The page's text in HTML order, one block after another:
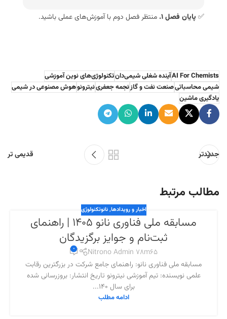
✅ پایان فصل ۱. منتظر فصل دوم با آموزش‌های عملی باشید.
AI For Chemistsآینده شغلی شیمی‌دانتکنولوژی‌های نوین آموزشی
شیمی محاسباتیصنعت نفت و گازنجمه جعفرینیترونوهوش مصنوعی در شیمی
یادگیری ماشین
جدیدتر قدیمی تر
مطالب مرتبط
اخبار و رویدادها,نانوتکنولوژی
مسابقه ملی فناوری نانو 1405 | راهنمای
ثبت‌نام و جوایز برگزیدگان
Nitrono Admin 78m65
0
مسابقه ملی فناوری نانو: راهنمای جامع شرکت در بزرگترین رقابت
علمی نویسنده: تیم آموزشی نیترونو تاریخ انتشار: بروزرسانی شده
برای سال ۱۴۰...
ادامه مطلب